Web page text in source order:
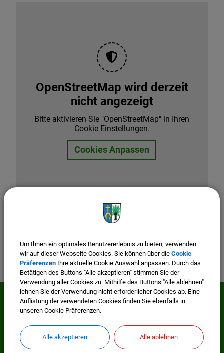
OpenStreetMap wird derzeit
nicht angezeigt
Bitte aktivieren Sie "OpenStreetMap" in Ihren
Cookie Einstellungen.
Cookies Anpassen
Mehr entdecken
Impressum
Um Ihnen ein optimales Benutzererlebnis zu bieten, verwenden
wir auf dieser Webseite Cookies. Sie können über die Cookie
Präferenzen Ihre aktuelle Cookie Auswahl anpassen. Durch das
Betätigen des Buttons "Alle akzeptieren" stimmen Sie der
Verwendung aller Cookies zu. Mithilfe des Buttons "Alle ablehnen"
lehnen Sie der Verwendung nicht erforderlicher Cookies ab. Eine
Auflistung der verwendeten Cookies finden Sie ebenfalls in
unseren Cookie Präferenzen.
Alle akzeptieren Alle ablehnen